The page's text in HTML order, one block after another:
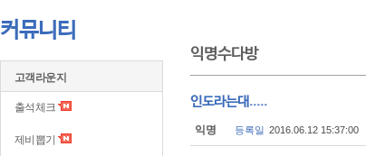
커뮤니티
고객라운지
출석체크
제비뽑기
익명수다방
인도라는대.....
익명 등록일 2016.06.12 15:37:00